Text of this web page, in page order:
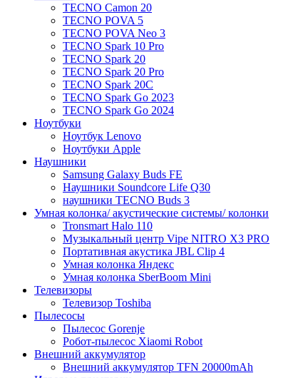
TECNO Camon 20
TECNO POVA 5
TECNO POVA Neo 3
TECNO Spark 10 Pro
TECNO Spark 20
TECNO Spark 20 Pro
TECNO Spark 20C
TECNO Spark Go 2023
TECNO Spark Go 2024
Ноутбуки
Ноутбук Lenovo
Ноутбуки Apple
Наушники
Samsung Galaxy Buds FE
Наушники Soundcore Life Q30
наушники TECNO Buds 3
Умная колонка/ акустические системы/ колонки
Tronsmart Halo 110
Музыкальный центр Vipe NITRO X3 PRO
Портативная акустика JBL Clip 4
Умная колонка Яндекс
Умная колонка SberBoom Mini
Телевизоры
Телевизор Toshiba
Пылесосы
Пылесос Gorenje
Робот-пылесос Xiaomi Robot
Внешний аккумулятор
Внешний аккумулятор TFN 20000mAh